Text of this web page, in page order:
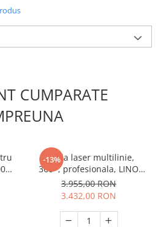
CUMPARATE
-13%
Nivela laser multilinie,
360*, profesionala, LINO
L6G - LI-ION - TWIST250 -
UAL130 - LEICA-912971
3.955,00 RON
3.432,00 RON